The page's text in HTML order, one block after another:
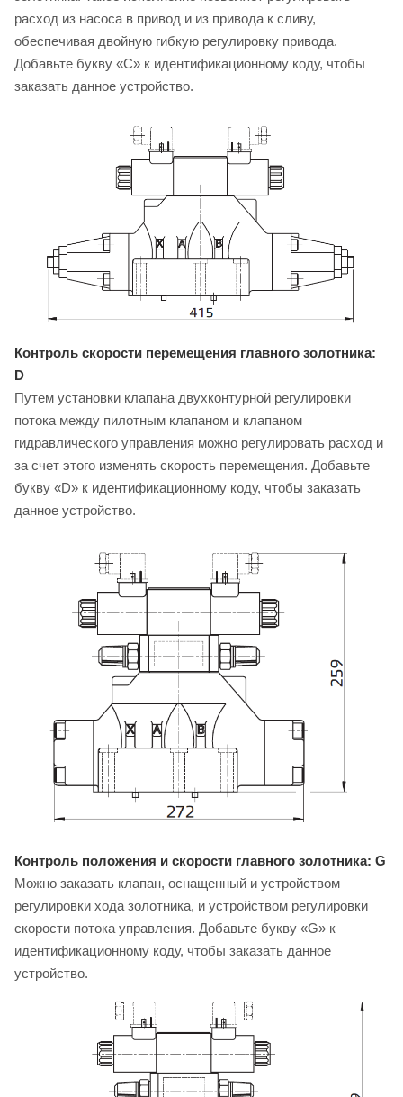
расход из насоса в привод и из привода к сливу,
обеспечивая двойную гибкую регулировку привода.
Добавьте букву «C» к идентификационному коду, чтобы
заказать данное устройство.
Контроль скорости перемещения главного золотника:
D
Путем установки клапана двухконтурной регулировки
потока между пилотным клапаном и клапаном
гидравлического управления можно регулировать расход и
за счет этого изменять скорость перемещения. Добавьте
букву «D» к идентификационному коду, чтобы заказать
данное устройство.
Контроль положения и скорости главного золотника: G
Можно заказать клапан, оснащенный и устройством
регулировки хода золотника, и устройством регулировки
скорости потока управления. Добавьте букву «G» к
идентификационному коду, чтобы заказать данное
устройство.